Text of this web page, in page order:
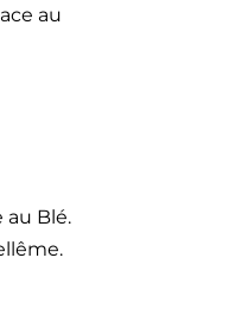
au Blé.